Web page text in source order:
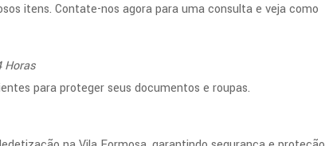
itens. Contate-nos agora para uma consulta e veja como
Horas
para proteger seus documentos e roupas.